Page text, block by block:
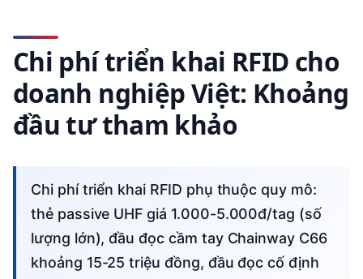
Chi phí triển khai RFID cho
doanh nghiệp Việt: Khoảng
đầu tư tham khảo
Chi phí triển khai RFID phụ thuộc quy mô:
thẻ passive UHF giá 1.000-5.000đ/tag (số
lượng lớn), đầu đọc cầm tay Chainway C66
khoảng 15-25 triệu đồng, đầu đọc cố định